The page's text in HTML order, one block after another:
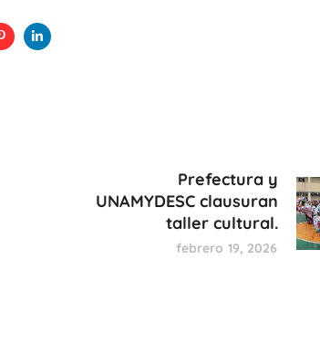
Prefectura y
UNAMYDESC clausuran
taller cultural.
febrero 19, 2026